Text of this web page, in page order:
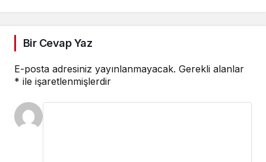
Bir Cevap Yaz
E-posta adresiniz yayınlanmayacak. Gerekli alanlar
* ile işaretlenmişlerdir